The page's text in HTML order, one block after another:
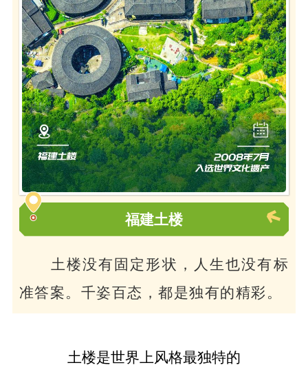
福建土楼
土楼没有固定形状， 人生也没有标
准答案。千姿百态，都是独有的精彩。
土楼是世界上风格最独特的